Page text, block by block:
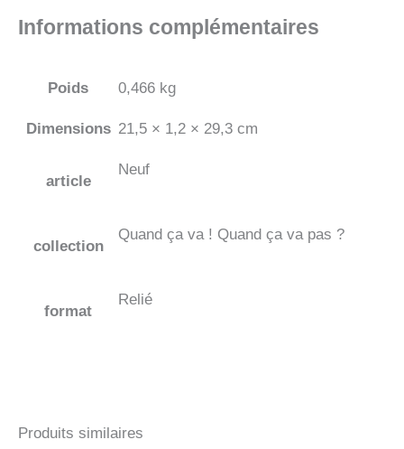
Informations complémentaires
Poids 0,466 kg
Dimensions 21,5 × 1,2 × 29,3 cm
article
Neuf
collection
Quand ça va ! Quand ça va pas ?
format
Relié
Produits similaires